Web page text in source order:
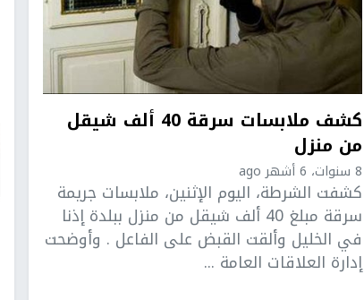
كشف ملابسات سرقة 40 ألف شيقل
من منزل
8 سنوات، 6 أشهر ago
كشفت الشرطة، اليوم الإثنين، ملابسات جريمة
سرقة مبلغ 40 ألف شيقل من منزل ببلدة إذنا
في الخليل وألقت القبض على الفاعل . وأوضحت
إدارة العلاقات العامة ...